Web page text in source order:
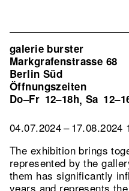
galerie burster
Markgrafenstrasse 68
Berlin Süd
Öffnungszeiten
Do–Fr 12–18h, Sa
04.07.2024 – 17.08.2024
The exhibition brings
represented by the
them has significantly
years and represents